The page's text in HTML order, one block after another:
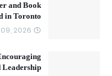
and Book
in Toronto
2026
Leadership